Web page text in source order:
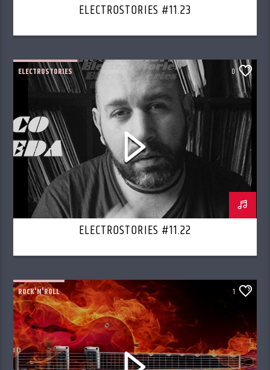
ELECTROSTORIES #11.23
ELECTROSTORIES 0
ELECTROSTORIES #11.22
ROCK'N'ROLL 1